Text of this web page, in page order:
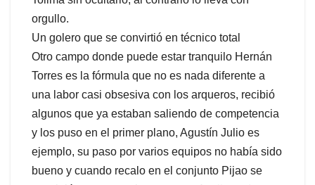
orgullo.
Un golero que se convirtió en técnico total
Otro campo donde puede estar tranquilo Hernán
Torres es la fórmula que no es nada diferente a
una labor casi obsesiva con los arqueros, recibió
algunos que ya estaban saliendo de competencia
y los puso en el primer plano, Agustín Julio es
ejemplo, su paso por varios equipos no había sido
bueno y cuando recalo en el conjunto Pijao se